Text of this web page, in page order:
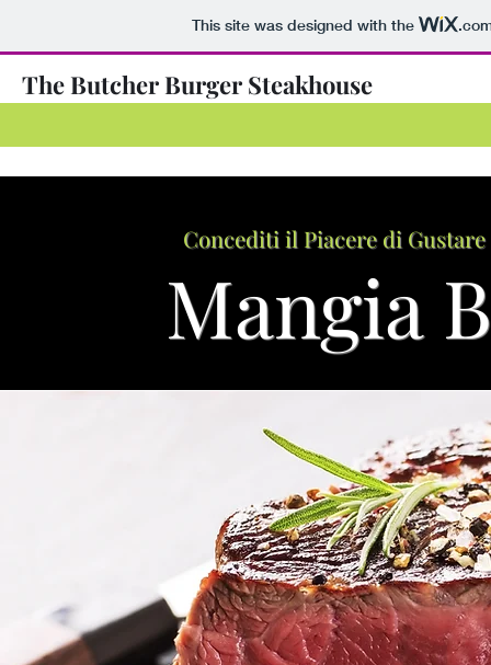
This site was designed with the
The Butcher Burger Steakhouse
Concediti il Piacere di
Mangia